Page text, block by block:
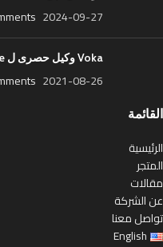
2024-09-27
Voka وكيل حصرى ل Flying Eagle فى مصر
2021-08-26
القائمة
الرئيسية
المتجر
مقالات
عن الشركة
تواصل معنا
English